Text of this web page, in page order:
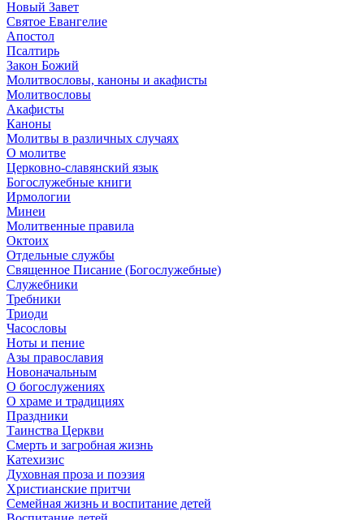
Новый Завет
Святое Евангелие
Апостол
Псалтирь
Закон Божий
Молитвословы, каноны и акафисты
Молитвословы
Акафисты
Каноны
Молитвы в различных случаях
О молитве
Церковно-славянский язык
Богослужебные книги
Ирмологии
Минеи
Молитвенные правила
Октоих
Отдельные службы
Священное Писание (Богослужебные)
Служебники
Требники
Триоди
Часословы
Ноты и пение
Азы православия
Новоначальным
О богослужениях
О храме и традициях
Праздники
Таинства Церкви
Смерть и загробная жизнь
Катехизис
Духовная проза и поэзия
Христианские притчи
Семейная жизнь и воспитание детей